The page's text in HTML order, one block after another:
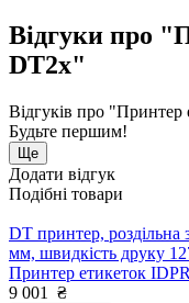
Відгуки про
DT2x"
Відгуків про
Будьте першим!
Ще
Додати відгук
Подібні товари
DT принтер, роздільна
мм, швидкість друку
Принтер етикеток
9 001
₴